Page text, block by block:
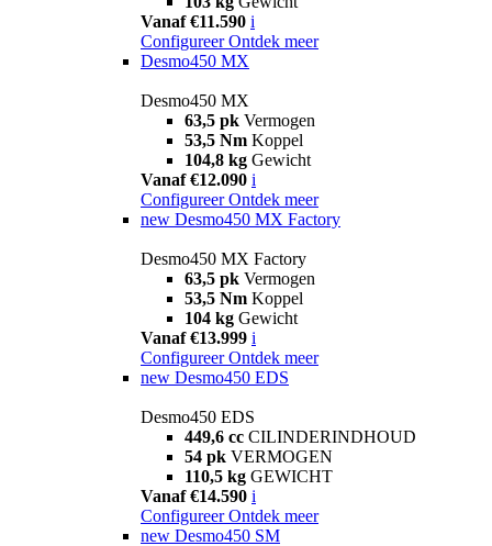
Vanaf €11.590 i
Configureer Ontdek meer
Desmo450 MX
Desmo450 MX
63,5 pk Vermogen
53,5 Nm Koppel
104,8 kg Gewicht
Vanaf €12.090 i
Configureer Ontdek meer
new Desmo450 MX Factory
Desmo450 MX Factory
63,5 pk Vermogen
53,5 Nm Koppel
104 kg Gewicht
Vanaf €13.999 i
Configureer Ontdek meer
new Desmo450 EDS
Desmo450 EDS
449,6 cc CILINDERINDHOUD
54 pk VERMOGEN
110,5 kg GEWICHT
Vanaf €14.590 i
Configureer Ontdek meer
new Desmo450 SM